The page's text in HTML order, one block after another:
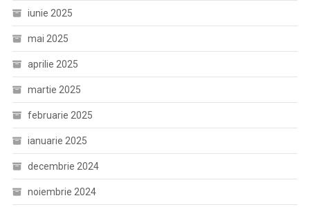
iunie 2025
mai 2025
aprilie 2025
martie 2025
februarie 2025
ianuarie 2025
decembrie 2024
noiembrie 2024